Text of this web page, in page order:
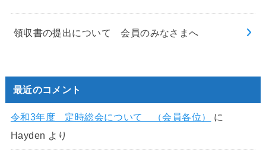
領収書の提出について 会員のみなさまへ
最近のコメント
令和3年度 定時総会について （会員各位）
に
Hayden より